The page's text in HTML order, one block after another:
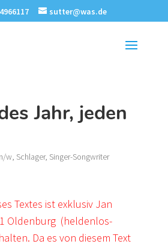
sutter@was.de
Jahr, jeden
w, Schlager, Singer-Songwriter
Textes ist exklusiv Jan
Oldenburg (heldenlos-
Da es von diesem Text